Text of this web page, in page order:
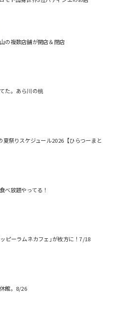
の複数店舗が開店＆閉店
た。あら川の桃
夏祭りスケジュール2026【ひらつーまと
べ放題やってる！
ピーラムネカフェ｣が枚方に！7/18
館。8/26